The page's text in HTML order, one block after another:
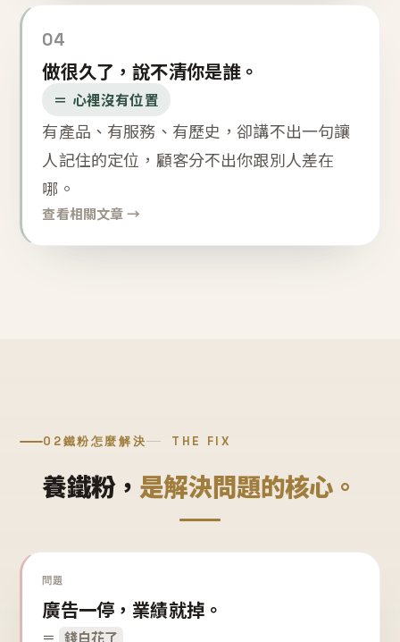
04
做很久了，說不清你是誰。
＝ 心裡沒有位置
有產品、有服務、有歷史，卻講不出一句讓
人記住的定位，顧客分不出你跟別人差在
哪。
查看相關文章 →
02鐵粉怎麼解決 THE FIX
養鐵粉， 是解決問題的核心。
問題
廣告一停，業績就掉。
＝ 錢白花了